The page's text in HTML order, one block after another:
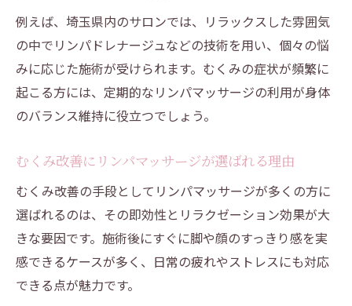
例えば、埼玉県内のサロンでは、リラックスした雰囲気
の中でリンパドレナージュなどの技術を用い、個々の悩
みに応じた施術が受けられます。むくみの症状が頻繁に
起こる方には、定期的なリンパマッサージの利用が身体
のバランス維持に役立つでしょう。
むくみ改善にリンパマッサージが選ばれる理由
むくみ改善の手段としてリンパマッサージが多くの方に
選ばれるのは、その即効性とリラクゼーション効果が大
きな要因です。施術後にすぐに脚や顔のすっきり感を実
感できるケースが多く、日常の疲れやストレスにも対応
できる点が魅力です。